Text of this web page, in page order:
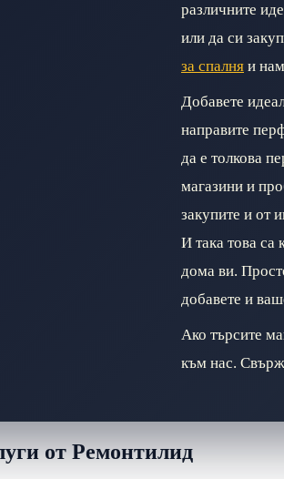
различните
или да си
за спалня и
Добавете
направите
да е толкова
магазини и
закупите и от
И така това са
дома ви.
добавете и
Ако търсите
към нас.
от Ремонтилид